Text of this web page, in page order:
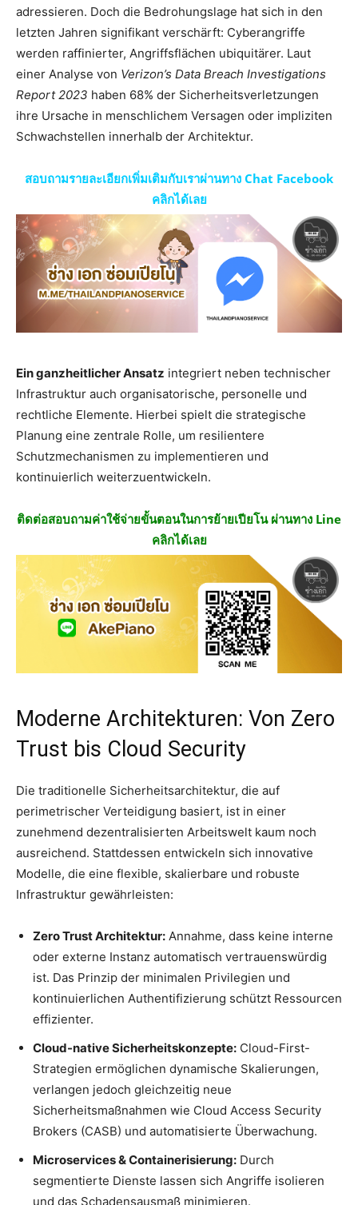
adressieren. Doch die Bedrohungslage hat sich in den
letzten Jahren signifikant verschärft: Cyberangriffe
werden raffinierter, Angriffsflächen ubiquitärer. Laut
einer Analyse von Verizon’s Data Breach Investigations
Report 2023 haben 68% der Sicherheitsverletzungen
ihre Ursache in menschlichem Versagen oder impliziten
Schwachstellen innerhalb der Architektur.
สอบถามรายละเอียกเพิ่มเติมกับเราผ่านทาง Chat Facebook
คลิกได้เลย
Ein ganzheitlicher Ansatz integriert neben technischer
Infrastruktur auch organisatorische, personelle und
rechtliche Elemente. Hierbei spielt die strategische
Planung eine zentrale Rolle, um resilientere
Schutzmechanismen zu implementieren und
kontinuierlich weiterzuentwickeln.
ติดต่อสอบถามค่าใช้จ่ายขั้นตอนในการย้ายเปียโน ผ่านทาง Line
คลิกได้เลย
Moderne Architekturen: Von Zero
Trust bis Cloud Security
Die traditionelle Sicherheitsarchitektur, die auf
perimetrischer Verteidigung basiert, ist in einer
zunehmend dezentralisierten Arbeitswelt kaum noch
ausreichend. Stattdessen entwickeln sich innovative
Modelle, die eine flexible, skalierbare und robuste
Infrastruktur gewährleisten:
Zero Trust Architektur: Annahme, dass keine interne
oder externe Instanz automatisch vertrauenswürdig
ist. Das Prinzip der minimalen Privilegien und
kontinuierlichen Authentifizierung schützt Ressourcen
effizienter.
Cloud-native Sicherheitskonzepte: Cloud-First-
Strategien ermöglichen dynamische Skalierungen,
verlangen jedoch gleichzeitig neue
Sicherheitsmaßnahmen wie Cloud Access Security
Brokers (CASB) und automatisierte Überwachung.
Microservices & Containerisierung: Durch
segmentierte Dienste lassen sich Angriffe isolieren
und das Schadensausmaß minimieren.